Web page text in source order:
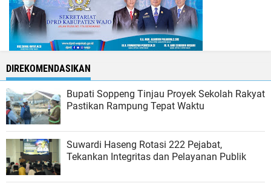
DIREKOMENDASIKAN
Bupati Soppeng Tinjau Proyek Sekolah Rakyat
Pastikan Rampung Tepat Waktu
Suwardi Haseng Rotasi 222 Pejabat,
Tekankan Integritas dan Pelayanan Publik